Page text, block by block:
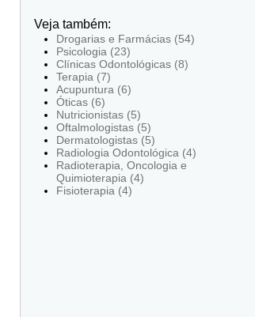
Veja também:
Drogarias e Farmácias (54)
Psicologia (23)
Clínicas Odontológicas (8)
Terapia (7)
Acupuntura (6)
Óticas (6)
Nutricionistas (5)
Oftalmologistas (5)
Dermatologistas (5)
Radiologia Odontológica (4)
Radioterapia, Oncologia e
Quimioterapia (4)
Fisioterapia (4)